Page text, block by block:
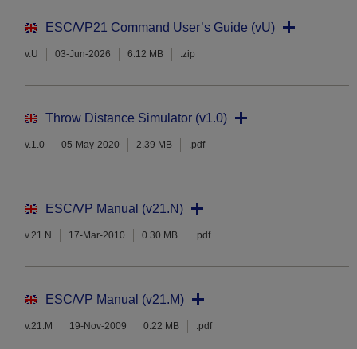
ESC/VP21 Command User’s Guide (vU)
v.U 03-Jun-2026 6.12 MB .zip
Throw Distance Simulator (v1.0)
v.1.0 05-May-2020 2.39 MB .pdf
ESC/VP Manual (v21.N)
v.21.N 17-Mar-2010 0.30 MB .pdf
ESC/VP Manual (v21.M)
v.21.M 19-Nov-2009 0.22 MB .pdf